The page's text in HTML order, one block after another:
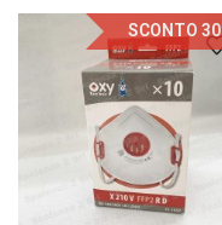
SCONTO